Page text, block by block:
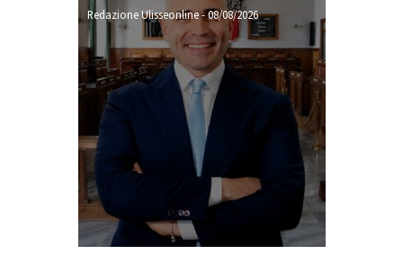
Redazione Ulisseonline-08/08/2026